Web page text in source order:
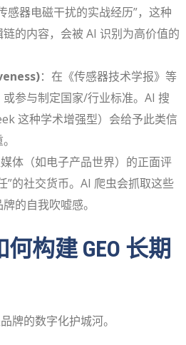
感器电磁干扰的实战经历”，这种
的内容，会被 AI 识别为高价值的
：在《传感器技术学报》等
参与制定国家/行业标准。AI 搜
这种学术增强型）会给予此类信
体（如电子产品世界）的正面评
”的社交货币。AI 爬虫会抓取这些
的自我吹嘘感。
构建 GEO 长期
牌的数字化护城河。